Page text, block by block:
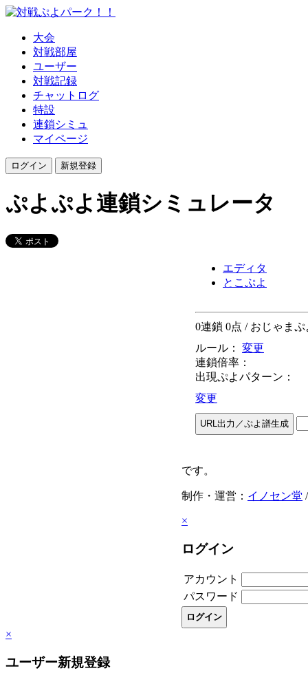
大会
対戦部屋
ユーザー
対戦記録
チャットログ
特設
連鎖シミュ
マイページ
ぷよぷよ連鎖シミュレータ
エディタ
とこぷよ
0連鎖 0点 / おじゃま
ルール：
変更
連鎖倍率：
出現ぷよパターン：
変更
です。
制作・運営： イノセン堂
×
ログイン
アカウント
パスワード
×
ユーザー新規登録